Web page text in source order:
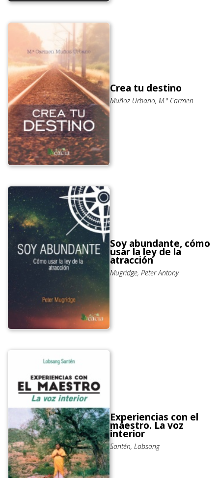
Crea tu destino
Muñoz Urbano, M.ª Carmen
Soy abundante, cómo
usar la ley de la
atracción
Mugridge, Peter Antony
Experiencias con el
maestro. La voz
interior
Santén, Lobsang